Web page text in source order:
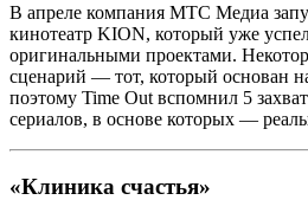
В апреле компания МТС Медиа
кинотеатр KION, который уже
оригинальными проектами.
сценарий — тот, который основан
поэтому Time Out вспомнил 5
сериалов, в основе которых —
«Клиника счастья»